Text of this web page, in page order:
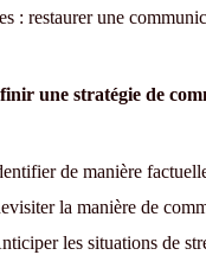
: restaurer une
une stratégie de
de manière
la manière de
les situations de